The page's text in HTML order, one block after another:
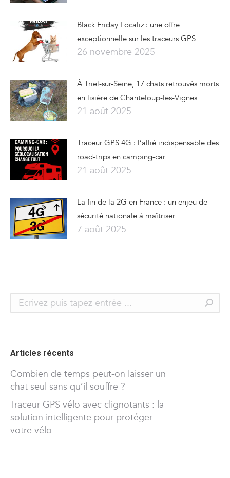
Black Friday Localiz : une offre
exceptionnelle sur les traceurs GPS
26 novembre 2025
À Triel-sur-Seine, 17 chats retrouvés morts
en lisière de Chanteloup-les-Vignes
21 août 2025
Traceur GPS 4G : l’allié indispensable des
road-trips en camping-car
21 août 2025
La fin de la 2G en France : un enjeu de
sécurité nationale à maîtriser
7 août 2025
Search:
Articles récents
Combien de temps peut-on laisser un
chat seul sans qu’il souffre ?
Traceur GPS vélo avec clignotants : la
solution intelligente pour protéger
votre vélo